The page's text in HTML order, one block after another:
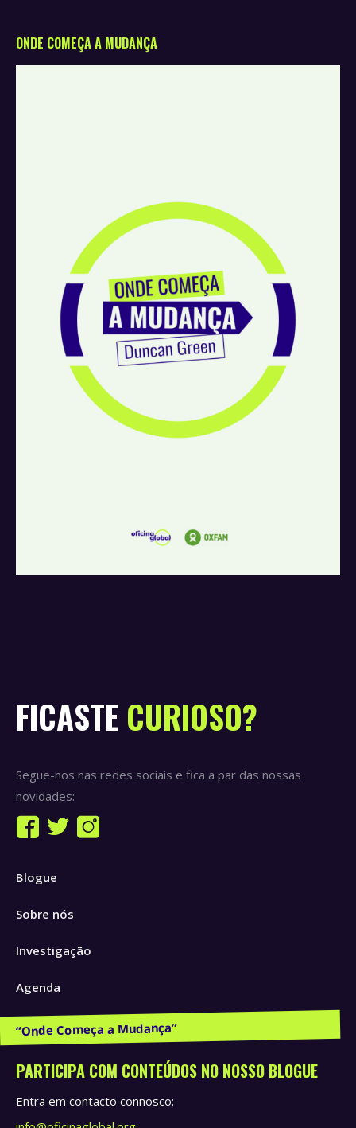
ONDE COMEÇA A MUDANÇA
FICASTE CURIOSO?
Segue-nos nas redes sociais e fica a par das nossas
novidades:
Find us on:
Facebook
opens
new
Twitter
new
Instagram
Blogue
Sobre nós
Investigação
Agenda
Publicações e Recursos
PARTICIPA COM CONTEÚDOS NO NOSSO BLOGUE
Entra em contacto connosco: